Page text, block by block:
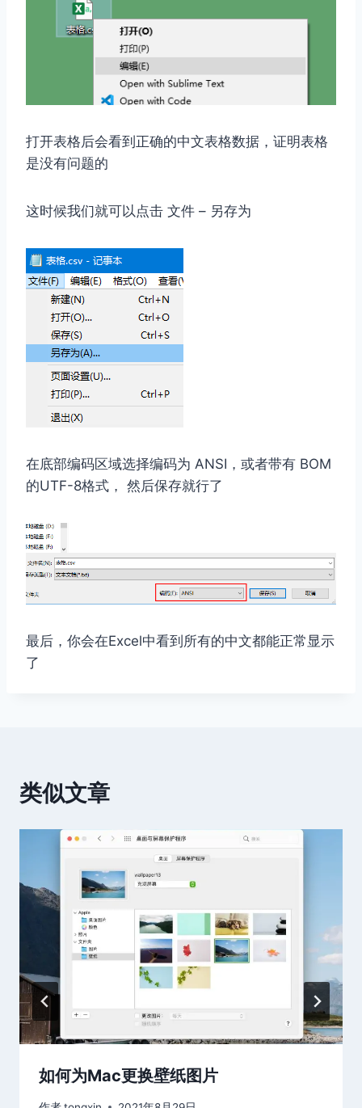
打开表格后会看到正确的中文表格数据，证明表格
是没有问题的
这时候我们就可以点击 文件 – 另存为
在底部编码区域选择编码为 ANSI，或者带有 BOM
的UTF-8格式， 然后保存就行了
最后，你会在Excel中看到所有的中文都能正常显示
了
类似文章
如何为Mac更换壁纸图片